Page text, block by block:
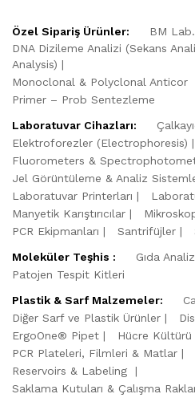
Özel Sipariş Ürünler:
BM
DNA Dizileme Analizi (Sekans
Analysis)
Monoclonal & Polyclonal Anticor
Primer – Prob Sentezleme
Laboratuvar Cihazları:
Elektroforezler (Electrophoresis)
Fluorometers &
Jel Görüntüleme & Analiz
Laboratuvar Printerları
Manyetik Karıştırıcılar
PCR Ekipmanları
Santrifüjler
Moleküler Teşhis :
Gıda
Patojen Tespit Kitleri
Plastik & Sarf Malzemeler:
Diğer Sarf ve Plastik Ürünler
ErgoOne® Pipet
Hücre Kültürü
PCR Plateleri, Filmleri & Matlar
Reservoirs & Labeling
Saklama Kutuları & Çalışma